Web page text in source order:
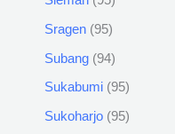
Sragen 95
Subang 94
Sukabumi 95
Sukoharjo 95